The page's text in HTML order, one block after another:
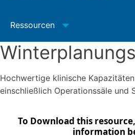
Ressourcen
Hochwertige klinische
einschließlich Operationssäle und
To Download this
information